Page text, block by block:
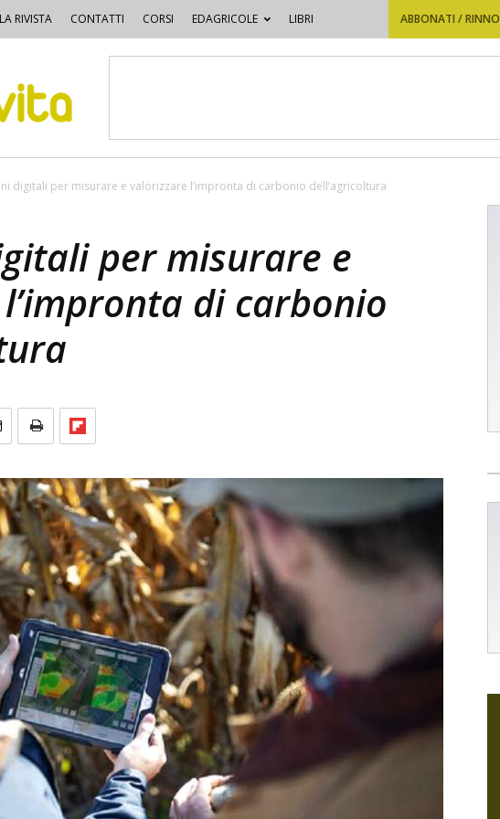
LA RIVISTA CONTATTI CORSI EDAGRICOLE LIBRI ABBONATI /
digitali per misurare e valorizzare l’impronta di carbonio dell’agricoltura
per misurare e
di carbonio